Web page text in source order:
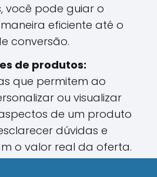
você pode guiar o
eficiente até o
conversão.
de produtos:
que permitem ao
ou visualizar
de um produto
dúvidas e
o valor real da oferta.